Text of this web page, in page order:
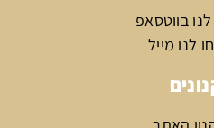
בווטסאפ
לנו מייל